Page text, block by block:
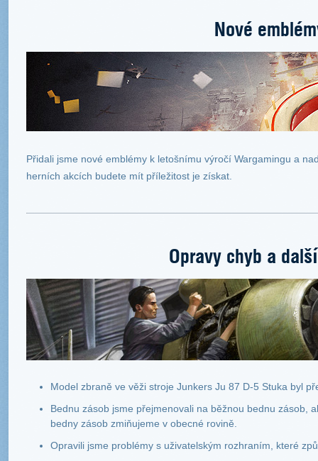
Nové
Přidali jsme nové emblémy k letošnímu výročí Wargamingu a
herních akcích budete mít příležitost je získat.
Opravy chyb a
Model zbraně ve věži stroje Junkers Ju 87 D-5 Stuka byl
Bednu zásob jsme přejmenovali na běžnou bednu zásob,
bedny zásob zmiňujeme v obecné rovině.
Opravili jsme problémy s uživatelským rozhraním, které